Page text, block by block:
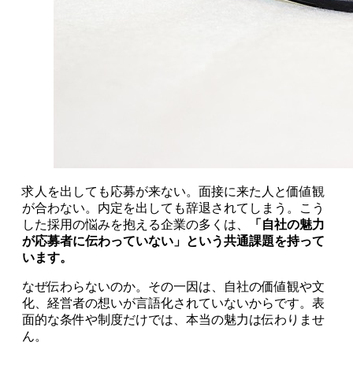
求人を出しても応募が来ない。面接に来た人と価値観
が合わない。内定を出しても辞退されてしまう。こう
した採用の悩みを抱える企業の多くは、
「自社の魅力
が応募者に伝わっていない」という共通課題を持って
います。
なぜ伝わらないのか。その一因は、自社の価値観や文
化、経営者の想いが言語化されていないからです。表
面的な条件や制度だけでは、本当の魅力は伝わりませ
ん。